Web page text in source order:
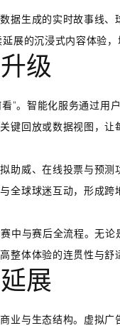
据生成的实时故事线
展的沉浸式内容体验，
级
”。智能化服务通过用
键回放或数据视图，让
助威、在线投票与预
全球球迷互动，形成跨
中与赛后全流程。无
整体体验的连贯性与舒
展
业与生态结构。虚拟